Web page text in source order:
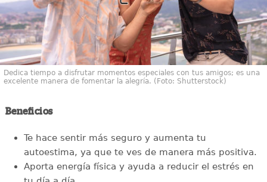
Dedica tiempo a disfrutar momentos especiales con tus amigos; es una
excelente manera de fomentar la alegría. (Foto: Shutterstock)
Beneficios
Te hace sentir más seguro y aumenta tu
autoestima, ya que te ves de manera más positiva.
Aporta energía física y ayuda a reducir el estrés en